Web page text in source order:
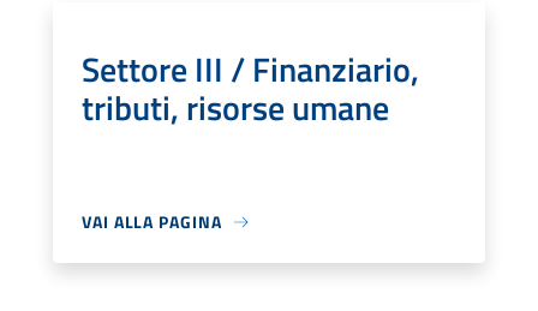
Settore III / Finanziario,
tributi, risorse umane
VAI ALLA PAGINA